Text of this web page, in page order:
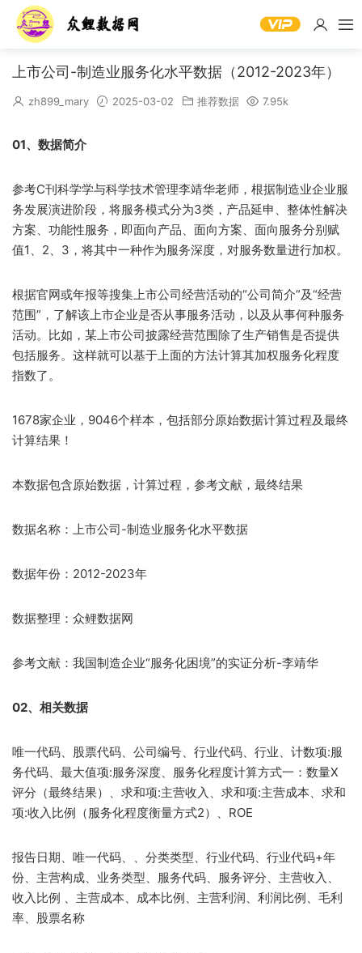
上市公司-制造业服务化水平数据（2012-2023年）
zh899_mary 2025-03-02 推荐数据 7.95k
01、数据简介
参考C刊科学学与科学技术管理李靖华老师，根据制造业企业服
务发展演进阶段，将服务模式分为3类，产品延申、整体性解决
方案、功能性服务，即面向产品、面向方案、面向服务分别赋
值1、2、3，将其中一种作为服务深度，对服务数量进行加权。
根据官网或年报等搜集上市公司经营活动的“公司简介”及“经营
范围”，了解该上市企业是否从事服务活动，以及从事何种服务
活动。比如，某上市公司披露经营范围除了生产销售是否提供
包括服务。这样就可以基于上面的方法计算其加权服务化程度
指数了。
1678家企业，9046个样本，包括部分原始数据计算过程及最终
计算结果！
本数据包含原始数据，计算过程，参考文献，最终结果
数据名称：上市公司-制造业服务化水平数据
数据年份：2012-2023年
数据整理：众鲤数据网
参考文献：我国制造企业“服务化困境”的实证分析-李靖华
02、相关数据
唯一代码、股票代码、公司编号、行业代码、行业、计数项:服
务代码、最大值项:服务深度、服务化程度计算方式一：数量X
评分（最终结果）、求和项:主营收入、求和项:主营成本、求和
项:收入比例（服务化程度衡量方式2）、ROE
报告日期、唯一代码、、分类类型、行业代码、行业代码+年
份、主营构成、业务类型、服务代码、服务评分、主营收入、
收入比例 、主营成本、成本比例、主营利润、利润比例、毛利
率、股票名称